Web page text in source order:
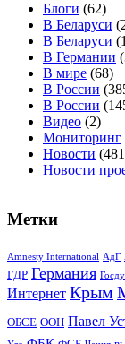
Блоги (62)
В Беларуси
В Беларуси
В Германии
В мире (68)
В России
В России
Видео (2)
Мониторинг
Новости
Новости
Метки
Amnesty International АдГ
ГДР Германия
Интернет Крым
ОБСЕ ООН Павел